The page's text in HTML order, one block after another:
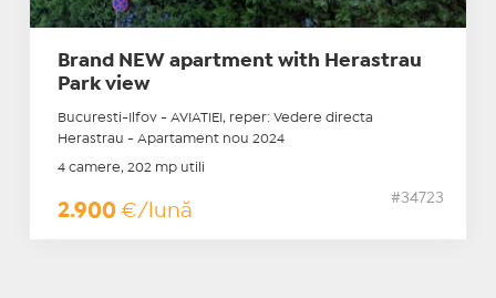
Brand NEW apartment with Herastrau
Park view
Bucuresti-Ilfov - AVIATIEI, reper: Vedere directa
Herastrau - Apartament nou 2024
4 camere, 202 mp utili
2.900 €/lună
#34723